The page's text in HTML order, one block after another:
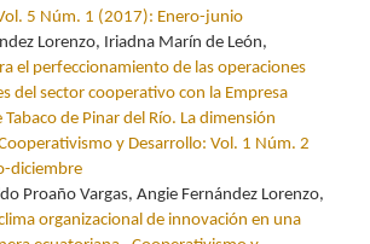
5 Núm. 1 (2017): Enero-junio
Lorenzo, Iriadna Marín de León,
el perfeccionamiento de las operaciones
del sector cooperativo con la Empresa
de Pinar del Río. La dimensión
y Desarrollo: Vol. 1 Núm. 2
diciembre
Proaño Vargas, Angie Fernández Lorenzo,
organizacional de innovación en una